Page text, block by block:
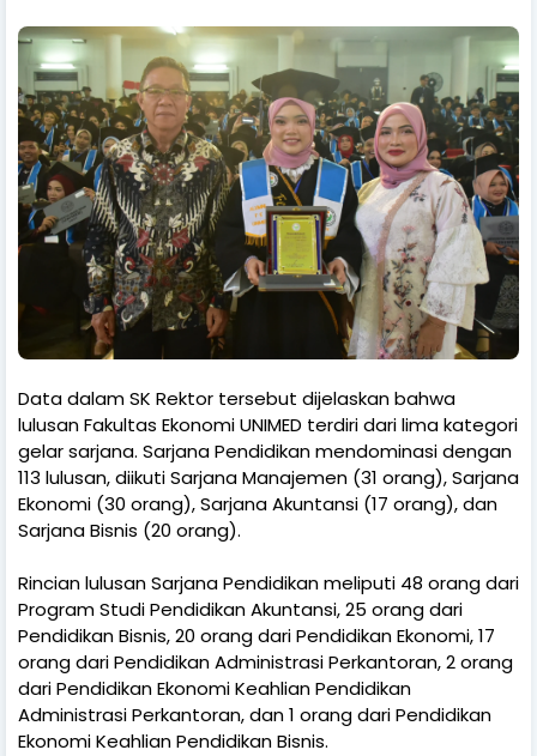
Data dalam SK Rektor tersebut dijelaskan bahwa
lulusan Fakultas Ekonomi UNIMED terdiri dari lima kategori
gelar sarjana. Sarjana Pendidikan mendominasi dengan
113 lulusan, diikuti Sarjana Manajemen (31 orang), Sarjana
Ekonomi (30 orang), Sarjana Akuntansi (17 orang), dan
Sarjana Bisnis (20 orang).
Rincian lulusan Sarjana Pendidikan meliputi 48 orang dari
Program Studi Pendidikan Akuntansi, 25 orang dari
Pendidikan Bisnis, 20 orang dari Pendidikan Ekonomi, 17
orang dari Pendidikan Administrasi Perkantoran, 2 orang
dari Pendidikan Ekonomi Keahlian Pendidikan
Administrasi Perkantoran, dan 1 orang dari Pendidikan
Ekonomi Keahlian Pendidikan Bisnis.